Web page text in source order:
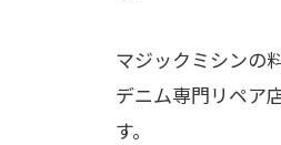
マジックミシンの
デニム専門リペア
す。